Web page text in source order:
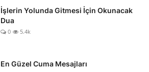
İşlerin Yolunda Gitmesi İçin Okunacak
Dua
0 5.4k
En Güzel Cuma Mesajları